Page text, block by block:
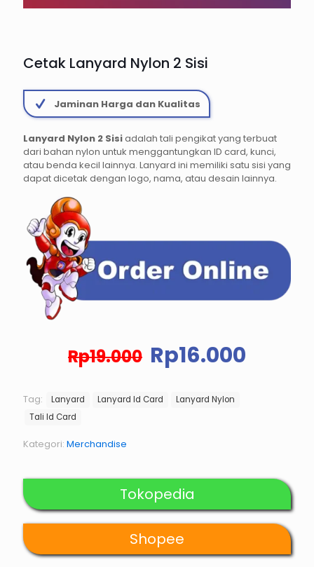
Cetak Lanyard Nylon 2 Sisi
Jaminan Harga dan Kualitas
Lanyard Nylon 2 Sisiadalah tali pengikat yang terbuat
dari bahan nylon untuk menggantungkan ID card, kunci,
atau benda kecil lainnya. Lanyard ini memiliki satu sisi yang
dapat dicetak dengan logo, nama, atau desain lainnya.
Rp19.000 Harga
aslinya
Rp19.000.
Rp16.000
Tag: Lanyard Lanyard Id Card
Lanyard Nylon
Tali Id Card
Kategori: Merchandise
Tokopedia
Shopee